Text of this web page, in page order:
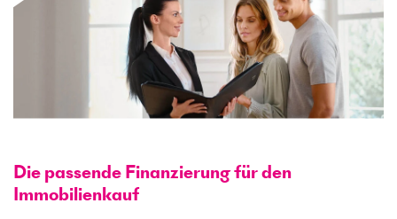
Die passende Finanzierung für den
Immobilienkauf